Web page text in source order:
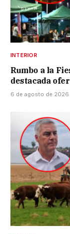
INTERIOR
Rumbo a la
destacada
6 de agosto de 2026